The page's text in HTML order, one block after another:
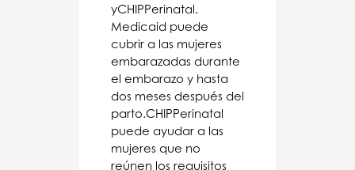
yCHIPPerinatal.
Medicaid puede
cubrir a las mujeres
embarazadas durante
el embarazo y hasta
dos meses después del
parto.CHIPPerinatal
puede ayudar a las
mujeres que no
reúnen los requisitos